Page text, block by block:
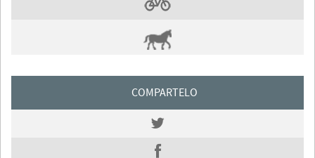
COMPARTELO